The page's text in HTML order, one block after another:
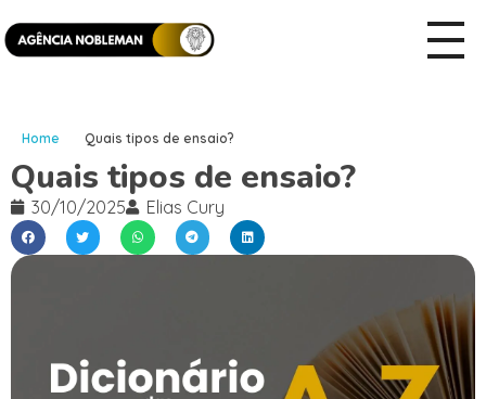
Home Quais tipos de ensaio?
Quais tipos de ensaio?
30/10/2025 Elias Cury